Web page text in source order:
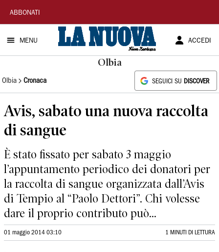
La
Nuova
Sardegna
ABBONATI
MENU ACCEDI
Olbia
Olbia Cronaca SEGUICI SU DISCOVER
Avis, sabato una nuova raccolta
di sangue
È stato fissato per sabato 3 maggio
l’appuntamento periodico dei donatori per
la raccolta di sangue organizzata dall’Avis
di Tempio al “Paolo Dettori”. Chi volesse
dare il proprio contributo può...
01 maggio 2014 03:10 1 MINUTI DI LETTURA